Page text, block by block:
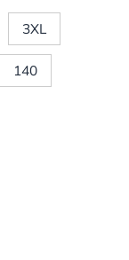
3XL
140